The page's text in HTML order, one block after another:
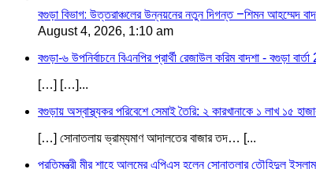
বগুড়া বিভাগ: উত্তরাঞ্চলের উন্নয়নের নতুন দিগন্ত –শিমন আহম্মেদ
August 4, 2026, 1:10 am
বগুড়া-৬ উপনির্বাচনে বিএনপির প্রার্থী রেজাউল করিম বাদশা - বগুড়া
[…] […]...
বগুড়ায় অস্বাস্থ্যকর পরিবেশে সেমাই তৈরি: ২ কারখানাকে ১ লাখ ১৫
[…] সোনাতলায় ভ্রাম্যমাণ আদালতের বাজার তদ… [...
প্রতিমন্ত্রী মীর শাহে আলমের এপিএস হলেন সোনাতলার তৌহিদুল ইসলাম